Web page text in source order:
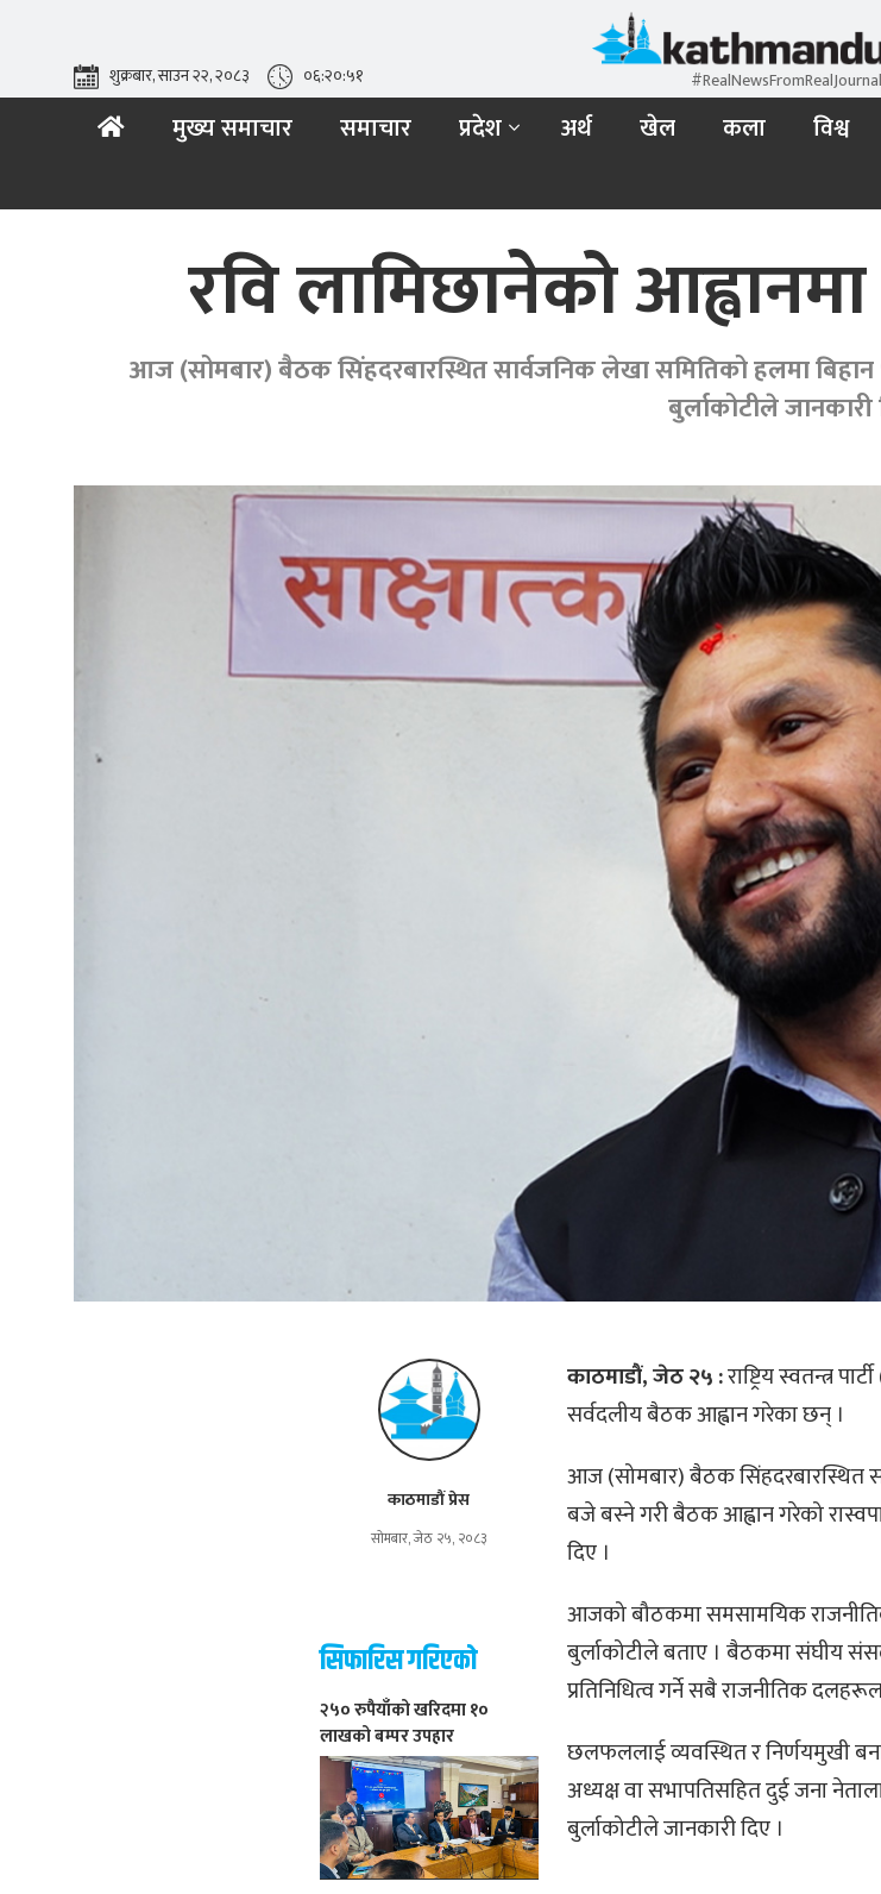
शुक्रबार, साउन २२, २०८३ ०६:२०:५३
मुख्य समाचार समाचार प्रदेश अर्थ खेल कला विश्व
रवि लामिछानेको
आज (सोमबार) बैठक सिंहदरबारस्थित सार्वजनिक लेखा समितिको हलमा बिहान
बुर्लाकोटीले जानकारी
काठमाडौं प्रेस
सोमबार, जेठ २५, २०८३
सिफारिस गरिएको
२५० रुपैयाँको खरिदमा १०
लाखको बम्पर उपहार
काठमाडौं, जेठ २५ :राष्ट्रिय स्वतन्त्र
सर्वदलीय बैठक आह्वान गरेका छन् ।
आज (सोमबार) बैठक सिंहदरबारस्थित
बजे बस्ने गरी बैठक आह्वान गरेको
दिए ।
आजको बौठकमा समसामयिक
बुर्लाकोटीले बताए । बैठकमा संघीय
प्रतिनिधित्व गर्ने सबै राजनीतिक
छलफललाई व्यवस्थित र निर्णयमुखी
अध्यक्ष वा सभापतिसहित दुई जना
बुर्लाकोटीले जानकारी दिए ।